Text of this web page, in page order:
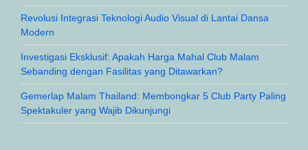
Revolusi Integrasi Teknologi Audio Visual di Lantai Dansa
Modern
Investigasi Eksklusif: Apakah Harga Mahal Club Malam
Sebanding dengan Fasilitas yang Ditawarkan?
Gemerlap Malam Thailand: Membongkar 5 Club Party Paling
Spektakuler yang Wajib Dikunjungi